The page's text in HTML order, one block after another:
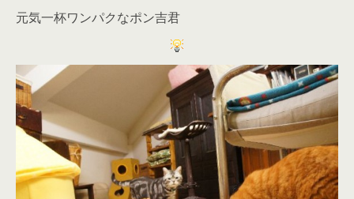
元気一杯ワンパクなポン吉君